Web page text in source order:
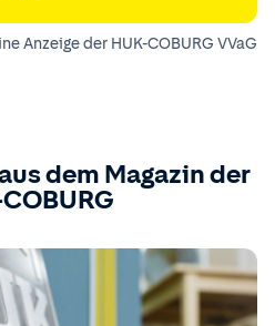
Anzeige der HUK-COBURG VVaG
dem Magazin der